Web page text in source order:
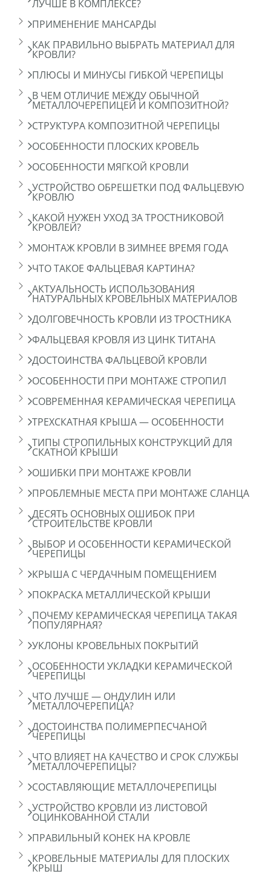
ЛУЧШЕ В КОМПЛЕКСЕ?
ПРИМЕНЕНИЕ МАНСАРДЫ
КАК ПРАВИЛЬНО ВЫБРАТЬ МАТЕРИАЛ ДЛЯ
КРОВЛИ?
ПЛЮСЫ И МИНУСЫ ГИБКОЙ ЧЕРЕПИЦЫ
В ЧЕМ ОТЛИЧИЕ МЕЖДУ ОБЫЧНОЙ
МЕТАЛЛОЧЕРЕПИЦЕЙ И КОМПОЗИТНОЙ?
СТРУКТУРА КОМПОЗИТНОЙ ЧЕРЕПИЦЫ
ОСОБЕННОСТИ ПЛОСКИХ КРОВЕЛЬ
ОСОБЕННОСТИ МЯГКОЙ КРОВЛИ
УСТРОЙСТВО ОБРЕШЕТКИ ПОД ФАЛЬЦЕВУЮ
КРОВЛЮ
КАКОЙ НУЖЕН УХОД ЗА ТРОСТНИКОВОЙ
КРОВЛЕЙ?
МОНТАЖ КРОВЛИ В ЗИМНЕЕ ВРЕМЯ ГОДА
ЧТО ТАКОЕ ФАЛЬЦЕВАЯ КАРТИНА?
АКТУАЛЬНОСТЬ ИСПОЛЬЗОВАНИЯ
НАТУРАЛЬНЫХ КРОВЕЛЬНЫХ МАТЕРИАЛОВ
ДОЛГОВЕЧНОСТЬ КРОВЛИ ИЗ ТРОСТНИКА
ФАЛЬЦЕВАЯ КРОВЛЯ ИЗ ЦИНК ТИТАНА
ДОСТОИНСТВА ФАЛЬЦЕВОЙ КРОВЛИ
ОСОБЕННОСТИ ПРИ МОНТАЖЕ СТРОПИЛ
СОВРЕМЕННАЯ КЕРАМИЧЕСКАЯ ЧЕРЕПИЦА
ТРЕХСКАТНАЯ КРЫША — ОСОБЕННОСТИ
ТИПЫ СТРОПИЛЬНЫХ КОНСТРУКЦИЙ ДЛЯ
СКАТНОЙ КРЫШИ
ОШИБКИ ПРИ МОНТАЖЕ КРОВЛИ
ПРОБЛЕМНЫЕ МЕСТА ПРИ МОНТАЖЕ СЛАНЦА
ДЕСЯТЬ ОСНОВНЫХ ОШИБОК ПРИ
СТРОИТЕЛЬСТВЕ КРОВЛИ
ВЫБОР И ОСОБЕННОСТИ КЕРАМИЧЕСКОЙ
ЧЕРЕПИЦЫ
КРЫША С ЧЕРДАЧНЫМ ПОМЕЩЕНИЕМ
ПОКРАСКА МЕТАЛЛИЧЕСКОЙ КРЫШИ
ПОЧЕМУ КЕРАМИЧЕСКАЯ ЧЕРЕПИЦА ТАКАЯ
ПОПУЛЯРНАЯ?
УКЛОНЫ КРОВЕЛЬНЫХ ПОКРЫТИЙ
ОСОБЕННОСТИ УКЛАДКИ КЕРАМИЧЕСКОЙ
ЧЕРЕПИЦЫ
ЧТО ЛУЧШЕ — ОНДУЛИН ИЛИ
МЕТАЛЛОЧЕРЕПИЦА?
ДОСТОИНСТВА ПОЛИМЕРПЕСЧАНОЙ
ЧЕРЕПИЦЫ
ЧТО ВЛИЯЕТ НА КАЧЕСТВО И СРОК СЛУЖБЫ
МЕТАЛЛОЧЕРЕПИЦЫ?
СОСТАВЛЯЮЩИЕ МЕТАЛЛОЧЕРЕПИЦЫ
УСТРОЙСТВО КРОВЛИ ИЗ ЛИСТОВОЙ
ОЦИНКОВАННОЙ СТАЛИ
ПРАВИЛЬНЫЙ КОНЕК НА КРОВЛЕ
КРОВЕЛЬНЫЕ МАТЕРИАЛЫ ДЛЯ ПЛОСКИХ
КРЫШ